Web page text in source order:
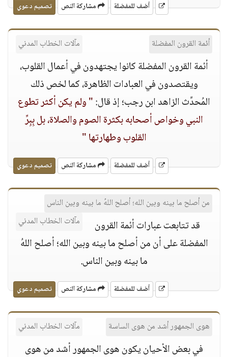
أضف للمفضلة مشاركة النص تصميم دعوي
أئمة القرون المفضلة مآلات الخطاب المدني
أئمة القرون المفضلة كانوا يجتهدون في أعمال القلوب،
ويقتصدون في العبادات الظاهرة، كما لخص ذلك
المُحدِّث الزاهد ابن رجب؛ إذ قال:" ولم يكن أكثر تطوع
النبي وخواص أصحابه بكثرة الصوم والصلاة، بل بِبِرِّ
القلوب وطهارتها "
أضف للمفضلة مشاركة النص تصميم دعوي
من أصلح ما بينه وبين الله؛ أصلح اللهُ ما بينه وبين الناس
مآلات الخطاب المدني
قد تتابعت عبارات أئمة القرون
المفضلة على أن من أصلح ما بينه وبين الله؛ أصلح اللهُ
ما بينه وبين الناس.
أضف للمفضلة مشاركة النص تصميم دعوي
هوى الجمهور أشد من هوى الساسة مآلات الخطاب المدني
في بعض الأحيان يكون هوى الجمهور أشد من هوى